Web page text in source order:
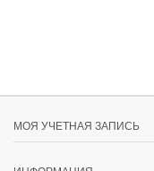
МОЯ УЧЕТНАЯ ЗАПИСЬ